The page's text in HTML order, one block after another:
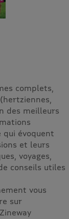
complets,
des meilleurs
qui évoquent
et leurs
voyages,
conseils utiles
vous
sur